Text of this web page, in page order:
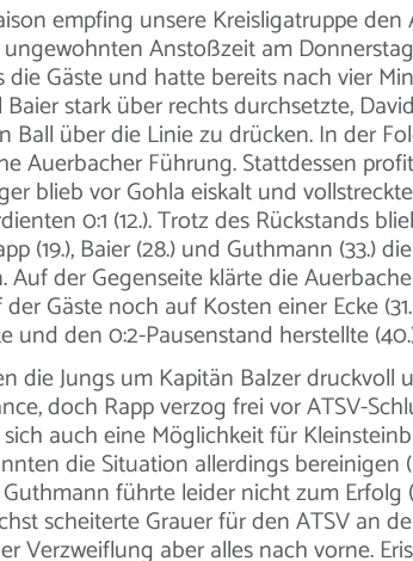
empfing unsere Kreisligatruppe
Anstoßzeit am
die Gäste und hatte bereits nach vier
Baier stark über rechts durchsetzte,
Ball über die Linie zu drücken. In der
Auerbacher Führung. Stattdessen
blieb vor Gohla eiskalt und
0:1 (12.). Trotz des Rückstands
(19.), Baier (28.) und Guthmann (33.)
Auf der Gegenseite klärte die
Gäste noch auf Kosten einer Ecke
und den 0:2-Pausenstand herstellte
die Jungs um Kapitän Balzer druckvoll
doch Rapp verzog frei vor ATSV-
auch eine Möglichkeit für
die Situation allerdings bereinigen
führte leider nicht zum Erfolg
scheiterte Grauer für den ATSV an
Verzweiflung aber alles nach vorne.